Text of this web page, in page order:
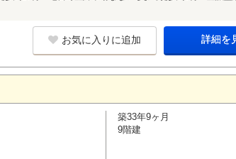
お気に入りに追加 詳細を
築33年9ヶ月
9階建